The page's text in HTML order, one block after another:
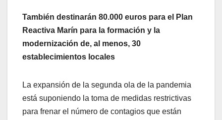
También destinarán 80.000 euros para el Plan
Reactiva Marín para la formación y la
modernización de, al menos, 30
establecimientos locales
La expansión de la segunda ola de la pandemia
está suponiendo la toma de medidas restrictivas
para frenar el número de contagios que están